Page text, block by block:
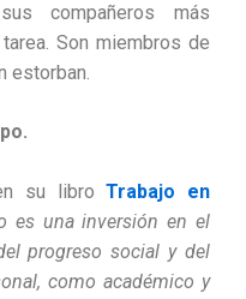
compañeros más
Son miembros de
estorban.
en su libroTrabajo en
es una inversión en el
progreso social y del
como académico y